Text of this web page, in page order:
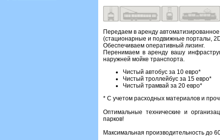
Передаем в аренду
(стационарные и подвижные порталы,
Обеспечиваем оперативный лизинг.
Перенимаем в аренду вашу
наружней мойке транспорта.
Чистый автобус за 10 евро*
Чистый троллейбус за 15 евро*
Чистый трамвай за 20 евро*
* С учетом расходных материалов и
Оптимальные технические и
парков!
Максимальная производительность до